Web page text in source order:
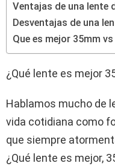
Ventajas de una lente
Desventajas de una
Que es mejor 35mm
¿Qué lente es mejor
Hablamos mucho de
vida cotidiana como
que siempre
¿Qué lente es mejor,